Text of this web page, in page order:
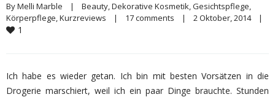
By Melli Marble | Beauty, Dekorative Kosmetik, Gesichtspflege
Körperpflege, Kurzreviews | 17 comments | 2 Oktober, 2014 |
1
Ich habe es wieder getan. Ich bin mit besten Vorsätzen in die
Drogerie marschiert, weil ich ein paar Dinge brauchte. Stunden